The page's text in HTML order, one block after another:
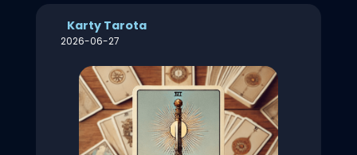
Karty Tarota
2026-06-27